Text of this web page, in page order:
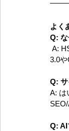
よく
Q:
3.0
Q:
A: は
Q: AI